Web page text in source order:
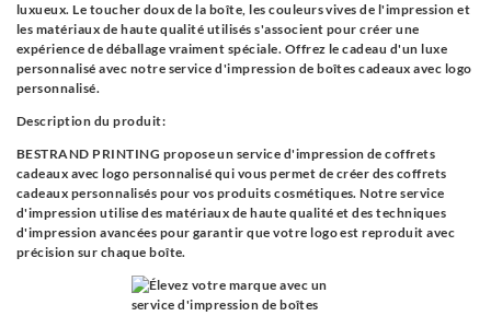
luxueux. Le toucher doux de la boîte, les couleurs vives de l'impression et
les matériaux de haute qualité utilisés s'associent pour créer une
expérience de déballage vraiment spéciale. Offrez le cadeau d'un luxe
personnalisé avec notre service d'impression de boîtes cadeaux avec logo
personnalisé.
Description du produit:
BESTRAND PRINTING propose un service d'impression de coffrets
cadeaux avec logo personnalisé qui vous permet de créer des coffrets
cadeaux personnalisés pour vos produits cosmétiques. Notre service
d'impression utilise des matériaux de haute qualité et des techniques
d'impression avancées pour garantir que votre logo est reproduit avec
précision sur chaque boîte.